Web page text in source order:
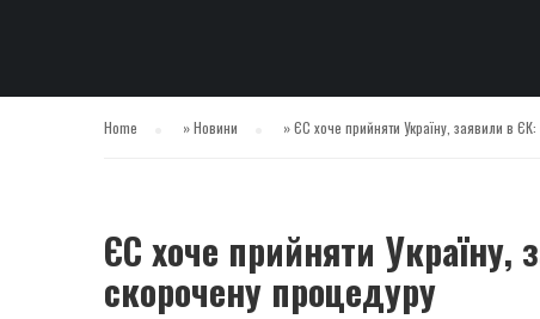
Home »Новини »ЄС хоче прийняти Україну, заявили в
ЄС хоче прийняти
скорочену процедуру